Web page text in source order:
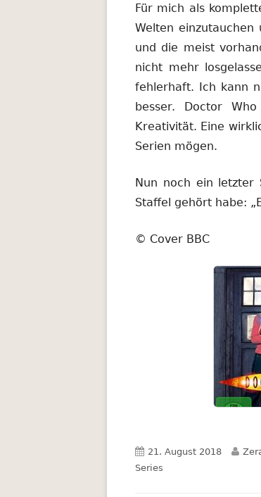
Für mich als
Welten einzutauchen
und die meist
nicht mehr
fehlerhaft. Ich kann
besser. Doctor
Kreativität. Eine
Serien mögen.
Nun noch ein letzter
Staffel gehört habe:
© Cover BBC
Veröffentlicht
am
21. August 2018
Series